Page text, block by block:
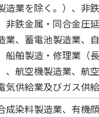
造業を除く。）、非
非鉄金属・同合金圧
業、蓄電池製造業、
船舶製造・修理業（
、航空機製造業、航
気供給業及びガス供
成染料製造業、有機